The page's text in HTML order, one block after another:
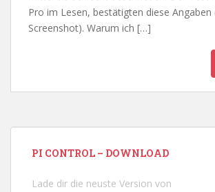
Pro im Lesen, bestätigten diese Angaben
Screenshot). Warum ich […]
PI CONTROL – DOWNLOAD
Lade dir die neuste Version von